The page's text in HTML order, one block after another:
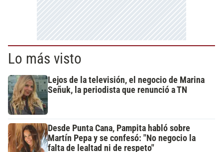
Lo más visto
Lejos de la televisión, el negocio de Marina
Señuk, la periodista que renunció a TN
Desde Punta Cana, Pampita habló sobre
Martín Pepa y se confesó: "No negocio la
falta de lealtad ni de respeto"